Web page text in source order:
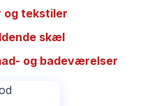
og tekstiler
skæl
og badeværelser